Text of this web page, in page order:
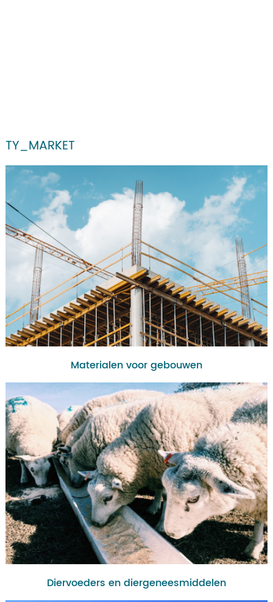
TY_MARKET
Materialen voor gebouwen
Diervoeders en diergeneesmiddelen